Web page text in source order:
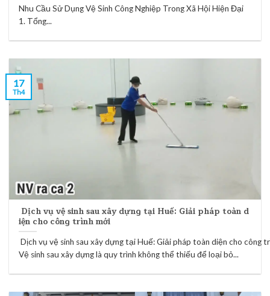
Nhu Cầu Sử Dụng Vệ Sinh Công Nghiệp Trong Xã Hội Hiện Đại
1. Tổng...
Dịch vụ vệ sinh sau xây dựng tại Huế: Giải pháp toàn d
iện cho công trình mới
Dịch vụ vệ sinh sau xây dựng tại Huế: Giải pháp toàn diện cho công
Vệ sinh sau xây dựng là quy trình không thể thiếu để loại bỏ...
17
Th4